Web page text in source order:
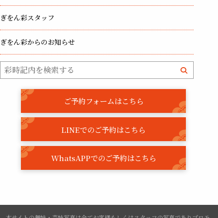
ぎをん彩スタッフ
ぎをん彩からのお知らせ
ご予約フォームはこちら
LINEでのご予約はこちら
WhatsAPPでのご予約はこちら